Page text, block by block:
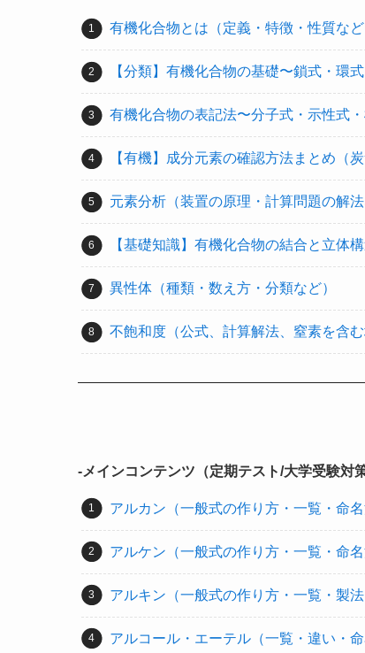
有機化合物とは（定義・特徴・性質など
【分類】有機化合物の基礎〜鎖式・環
有機化合物の表記法〜分子式・示性式
【有機】成分元素の確認方法まとめ（
元素分析（装置の原理・計算問題の解法
【基礎知識】有機化合物の結合と立体
異性体（種類・数え方・分類など）
不飽和度（公式、計算解法、窒素を含む
-メインコンテンツ（定期テスト/大学受験対
アルカン（一般式の作り方・一覧・命
アルケン（一般式の作り方・一覧・命
アルキン（一般式の作り方・一覧・製
アルコール・エーテル（一覧・違い・